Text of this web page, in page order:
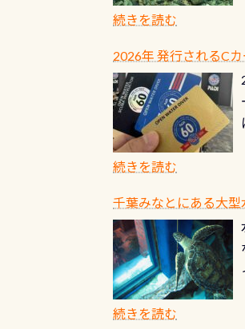
続きを読む
2026年 発行されるC
続きを読む
千葉みなとにある大型
続きを読む